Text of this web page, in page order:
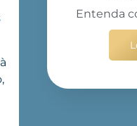
Entenda